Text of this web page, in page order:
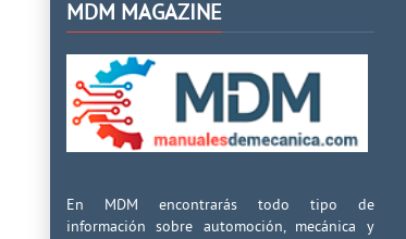
MDM MAGAZINE
En MDM encontrarás todo tipo de
información sobre automoción, mecánica y